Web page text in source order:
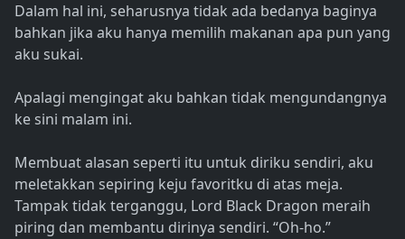
Dalam hal ini, seharusnya tidak ada bedanya baginya
bahkan jika aku hanya memilih makanan apa pun yang
aku sukai.
Apalagi mengingat aku bahkan tidak mengundangnya
ke sini malam ini.
Membuat alasan seperti itu untuk diriku sendiri, aku
meletakkan sepiring keju favoritku di atas meja.
Tampak tidak terganggu, Lord Black Dragon meraih
piring dan membantu dirinya sendiri. “Oh-ho.”